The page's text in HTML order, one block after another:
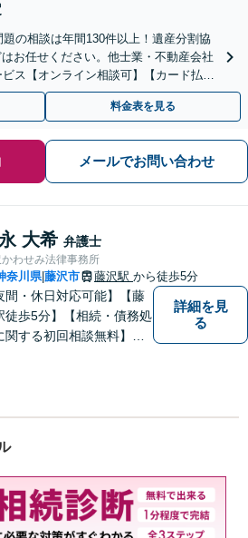
の相談は年間130件以上！遺産分割協
お任せください。他士業・不動産会社
ス【オンライン相談可】【カード払
料金表を見る
メールでお問い合わせ
大希 弁護士
わせみ法律事務所
奈川県|藤沢市 藤沢駅 から徒歩5分
間・休日対応可能】【藤
徒歩5分】【相続・債務処
関する初回相談無料】お
詳細を見
る